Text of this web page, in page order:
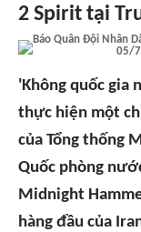
2 Spirit tại
05/
'Không quốc gia
thực hiện một
của Tổng thống
Quốc phòng
Midnight
hàng đầu của